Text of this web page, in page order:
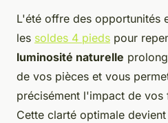
L'été offre des opportunités
les soldes 4 pieds pour
luminosité naturelle
de vos pièces et vous
précisément l'impact de vos
Cette clarté optimale